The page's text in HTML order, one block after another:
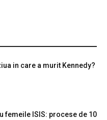
in care a murit Kennedy?
femeile ISIS: procese de 10